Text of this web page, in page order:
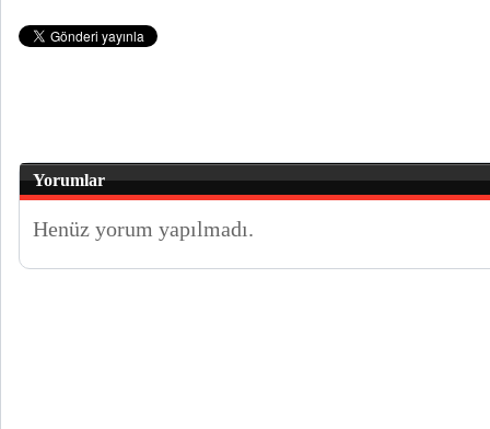
Yorumlar
Henüz yorum yapılmadı.